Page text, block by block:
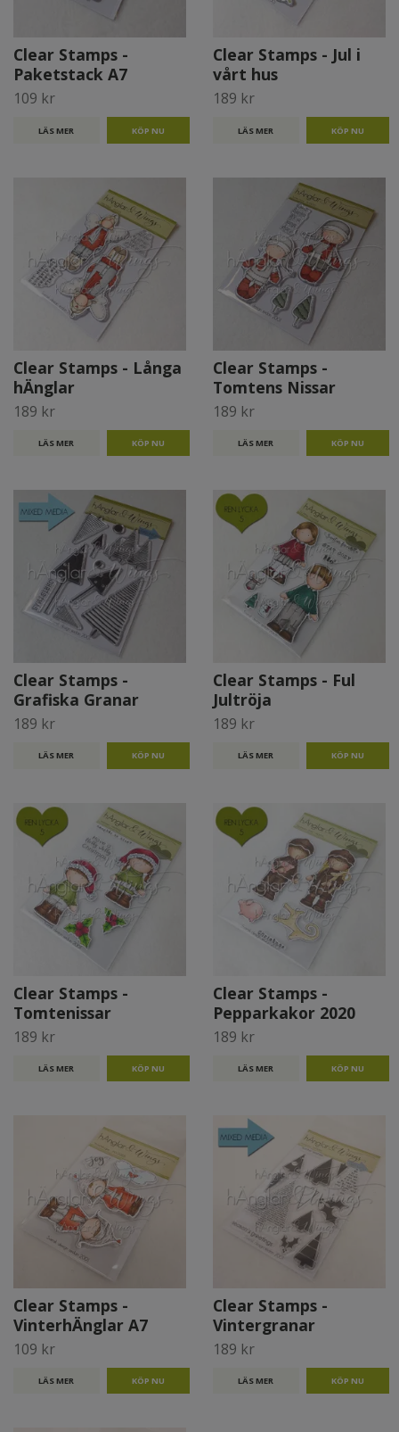
Clear Stamps -
Paketstack A7
109 kr
LÄS MER
Clear Stamps - Jul i
vårt hus
189 kr
LÄS MER
Clear Stamps - Långa
hÄnglar
189 kr
LÄS MER
Clear Stamps -
Tomtens Nissar
189 kr
LÄS MER
Clear Stamps -
Grafiska Granar
189 kr
LÄS MER
Clear Stamps - Ful
Jultröja
189 kr
LÄS MER
Clear Stamps -
Tomtenissar
189 kr
LÄS MER
Clear Stamps -
Pepparkakor 2020
189 kr
LÄS MER
Clear Stamps -
VinterhÄnglar A7
109 kr
LÄS MER
Clear Stamps -
Vintergranar
189 kr
LÄS MER